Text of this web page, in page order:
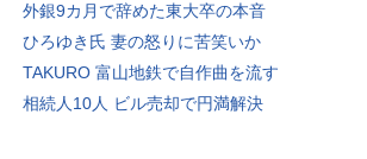
外銀9カ月で辞めた東大卒の本音
ひろゆき氏 妻の怒りに苦笑いか
TAKURO 富山地鉄で自作曲を流す
相続人10人 ビル売却で円満解決